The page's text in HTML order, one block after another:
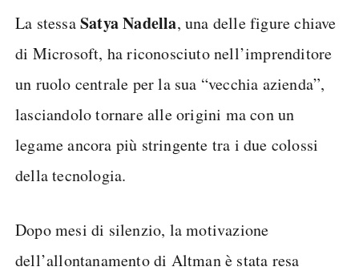
La stessaSatya Nadella, una delle figure chiave
di Microsoft, ha riconosciuto nell’imprenditore
un ruolo centrale per la sua “vecchia azienda”,
lasciandolo tornare alle origini ma con un
legame ancora più stringente tra i due colossi
della tecnologia.
Dopo mesi di silenzio, la motivazione
dell’allontanamento di Altman è stata resa